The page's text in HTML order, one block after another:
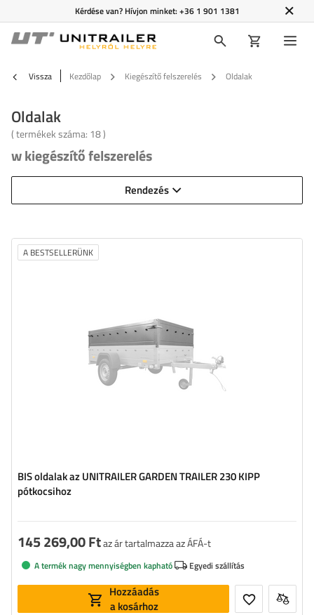
Kérdése van? Hívjon minket:+36 1 901 1381
Vissza Kezdőlap Kiegészítő felszerelés Oldalak
Oldalak
( termékek száma: 18)
w kiegészítő felszerelés
Rendezés
A BESTSELLERÜNK
BIS oldalak az UNITRAILER GARDEN TRAILER 230 KIPP
pótkocsihoz
145 269,00 Ftaz ár tartalmazza az ÁFÁ-t
A termék nagy mennyiségben kapható Egyedi szállítás
Hozzáadás
a kosárhoz